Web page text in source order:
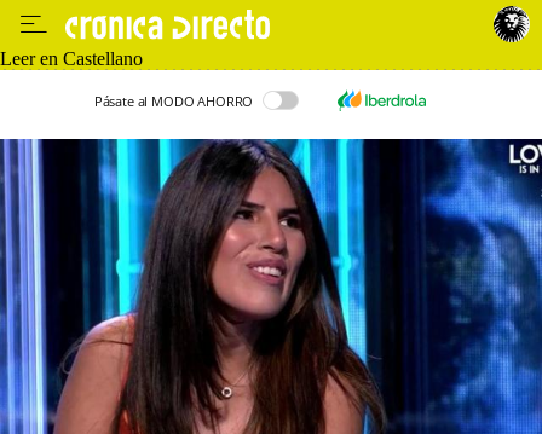
Leer en Castellano
Pásate al MODO AHORRO